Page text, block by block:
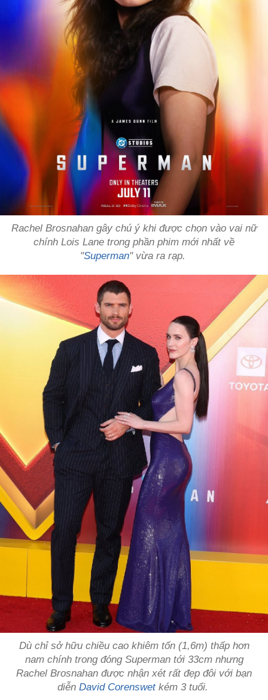
Rachel Brosnahan gây chú ý khi được chọn vào vai nữ
chính Lois Lane trong phần phim mới nhất về
"Superman" vừa ra rạp.
Dù chỉ sở hữu chiều cao khiêm tốn (1,6m) thấp hơn
nam chính trong đóng Superman tới 33cm nhưng
Rachel Brosnahan được nhận xét rất đẹp đôi với bạn
diễn David Corenswetkém 3 tuổi.